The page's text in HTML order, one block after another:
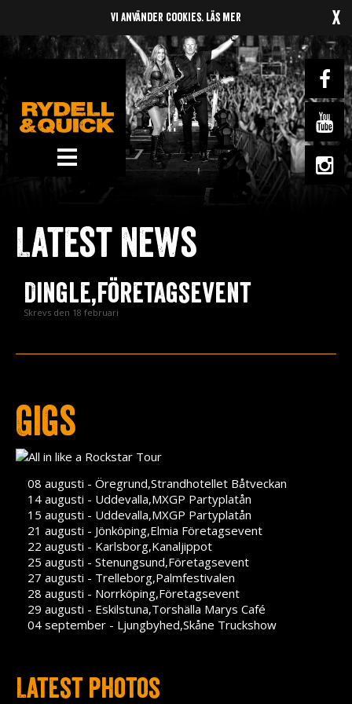
Music
Gigs
Gallery
Teknik
Contact
Latest news
Dingle,Företagsevent
Skrevs den 18 februari
Gigs
08 augusti - Öregrund,Strandhotellet Båtveckan
14 augusti - Uddevalla,MXGP Partyplatån
15 augusti - Uddevalla,MXGP Partyplatån
21 augusti - Jönköping,Elmia Företagsevent
22 augusti - Karlsborg,Kanaljippot
25 augusti - Stenungsund,Företagsevent
27 augusti - Trelleborg,Palmfestivalen
28 augusti - Norrköping,Företagsevent
29 augusti - Eskilstuna,Torshälla Marys Café
04 september - Ljungbyhed,Skåne Truckshow
Latest photos
Vi använder cookies. Läs mer x